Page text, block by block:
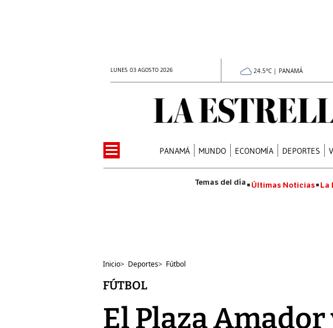
LUNES 03 AGOSTO 2026 24.5°C | PANAMÁ
PANAMÁ MUNDO ECONOMÍA DEPORTES
Últimas Noticias La
Inicio> Deportes> Fútbol
FÚTBOL
El Plaza